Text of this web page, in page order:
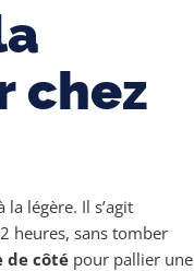
chez
la légère. Il s’agit
heures, sans tomber
de côté pour pallier une